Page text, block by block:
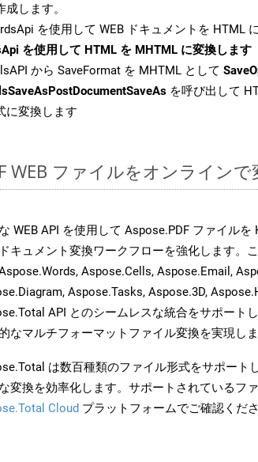
成します。
を使用して WEB ドキュメントを HTML
を使用して HTML を MHTML に変換します
から SaveFormat を MHTML として
を呼び出して
に変換します
WEB ファイルをオンライン
WEB API を使用して Aspose.PDF ファイルを
キュメント変換ワークフローを強化します。
Aspose.Cells, Aspose.Email,
Aspose.Tasks, Aspose.3D,
API とのシームレスな統合をサポート
なマルチフォーマットファイル変換を実現しま
は数百種類のファイル形式をサポート
変換を効率化します。サポートされているフ
Cloud プラットフォームでご確認くださ